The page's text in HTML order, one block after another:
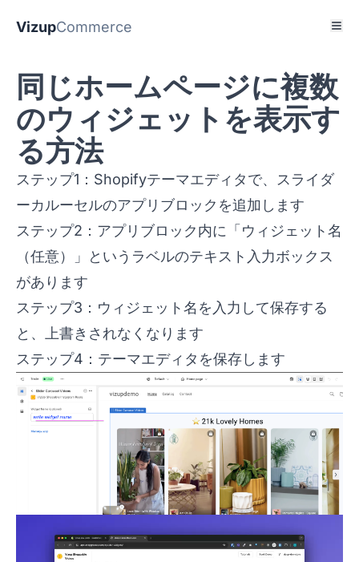
VizupCommerce
同じホームページに複数
のウィジェットを表示す
る方法
ステップ1：Shopifyテーマエディタで、スライダ
ーカルーセルのアプリブロックを追加します
ステップ2：アプリブロック内に「ウィジェット名
（任意）」というラベルのテキスト入力ボックス
があります
ステップ3：ウィジェット名を入力して保存する
と、上書きされなくなります
ステップ4：テーマエディタを保存します